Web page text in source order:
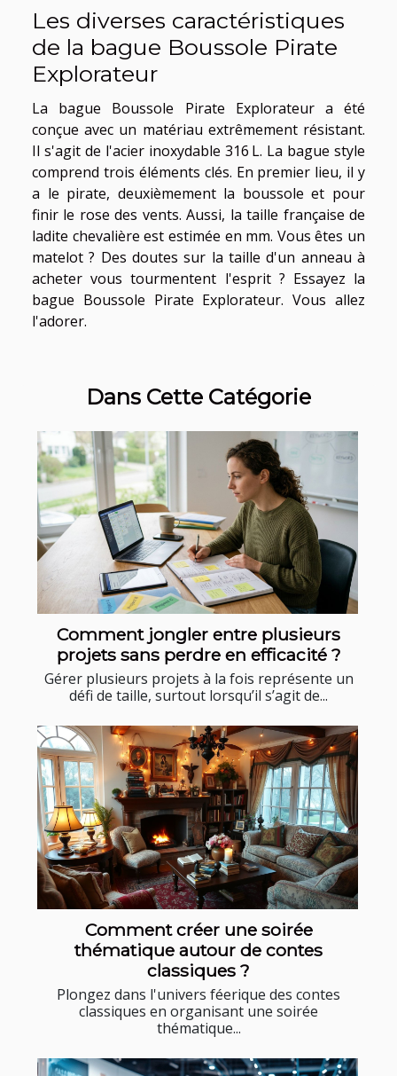
Les diverses caractéristiques
de la bague Boussole Pirate
Explorateur
La bague Boussole Pirate Explorateur a été
conçue avec un matériau extrêmement résistant.
Il s'agit de l'acier inoxydable 316 L. La bague style
comprend trois éléments clés. En premier lieu, il y
a le pirate, deuxièmement la boussole et pour
finir le rose des vents. Aussi, la taille française de
ladite chevalière est estimée en mm. Vous êtes un
matelot ? Des doutes sur la taille d'un anneau à
acheter vous tourmentent l'esprit ? Essayez la
bague Boussole Pirate Explorateur. Vous allez
l'adorer.
Dans Cette Catégorie
Comment jongler entre plusieurs
projets sans perdre en efficacité ?
Gérer plusieurs projets à la fois représente un
défi de taille, surtout lorsqu’il s’agit de...
Comment créer une soirée
thématique autour de contes
classiques ?
Plongez dans l'univers féerique des contes
classiques en organisant une soirée
thématique...